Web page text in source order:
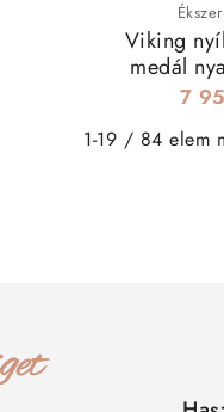
Viking
medál
7
1-19 / 84 elem